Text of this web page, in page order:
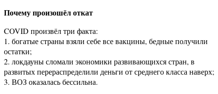
Почему произошёл откат
COVID произвёл три факта:
1. богатые страны взяли себе все вакцины, бедные получили
остатки;
2. локдауны сломали экономики развивающихся стран, в
развитых перераспределили деньги от среднего класса наверх;
3. ВОЗ оказалась бессильна.